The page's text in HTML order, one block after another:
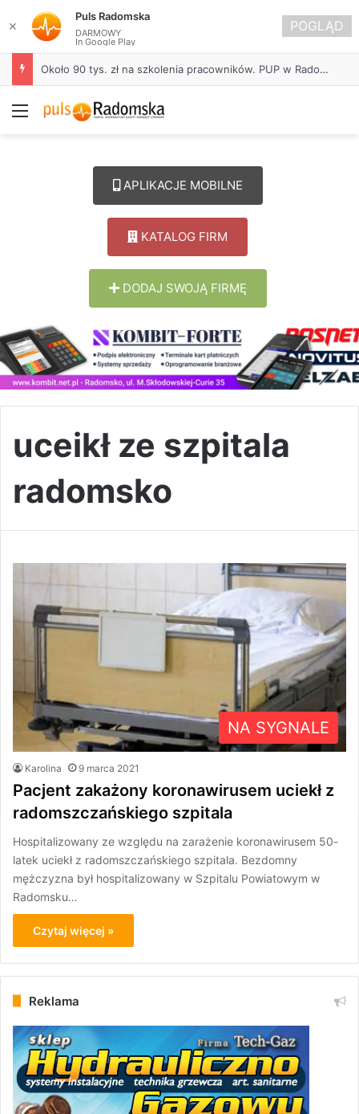
Około 90 tys. zł na szkolenia pracowników. PUP w Radomsku ogłasza nabór wniosków
Menu
APLIKACJE MOBILNE
KATALOG FIRM
DODAJ SWOJĄ FIRMĘ
uceikł ze szpitala
radomsko
NA SYGNALE
Karolina 9 marca 2021
Pacjent zakażony koronawirusem uciekł z
radomszczańskiego szpitala
Hospitalizowany ze względu na zarażenie koronawirusem 50-
latek uciekł z radomszczańskiego szpitala. Bezdomny
mężczyzna był hospitalizowany w Szpitalu Powiatowym w
Radomsku…
Czytaj więcej »
Reklama
✕
Puls Radomska
DARMOWY
In Google Play
POGLĄD